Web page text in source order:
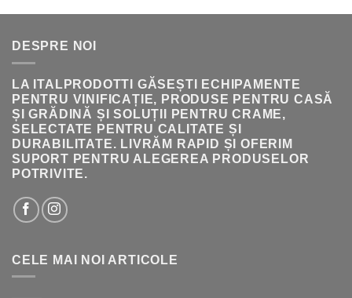
FOST:
222.00 LEI.
DESPRE NOI
LA ITALPRODOTTI GĂSEȘTI ECHIPAMENTE
PENTRU VINIFICAȚIE, PRODUSE PENTRU CASĂ
ȘI GRĂDINĂ ȘI SOLUȚII PENTRU CRAME,
SELECTATE PENTRU CALITATE ȘI
DURABILITATE. LIVRĂM RAPID ȘI OFERIM
SUPORT PENTRU ALEGEREA PRODUSELOR
POTRIVITE.
CELE MAI NOI ARTICOLE